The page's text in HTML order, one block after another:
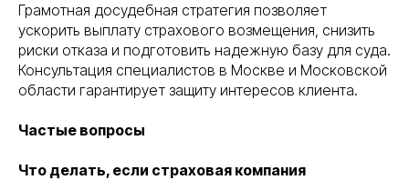
Грамотная досудебная стратегия позволяет
ускорить выплату страхового возмещения, снизить
риски отказа и подготовить надежную базу для суда.
Консультация специалистов в Москве и Московской
области гарантирует защиту интересов клиента.
Частые вопросы
Что делать, если страховая компания